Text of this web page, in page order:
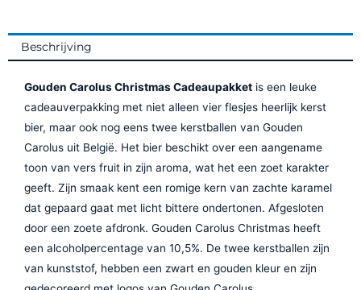
Beschrijving
Gouden Carolus Christmas Cadeaupakket is een leuke
cadeauverpakking met niet alleen vier flesjes heerlijk kerst
bier, maar ook nog eens twee kerstballen van Gouden
Carolus uit België. Het bier beschikt over een aangename
toon van vers fruit in zijn aroma, wat het een zoet karakter
geeft. Zijn smaak kent een romige kern van zachte karamel
dat gepaard gaat met licht bittere ondertonen. Afgesloten
door een zoete afdronk. Gouden Carolus Christmas heeft
een alcoholpercentage van 10,5%. De twee kerstballen zijn
van kunststof, hebben een zwart en gouden kleur en zijn